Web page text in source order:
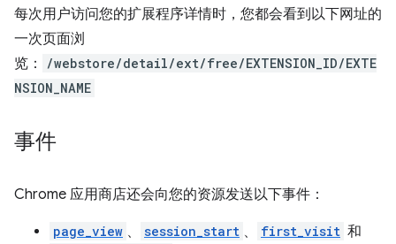
每次用户访问您的扩展程序详情时，您都会看到以下网址的
一次页面浏
览：
/webstore/detail/ext/free/EXTENSION_ID/EXTE
NSION_NAME
事件
Chrome 应用商店还会向您的资源发送以下事件：
page_view 、 session_start 、 first_visit 和